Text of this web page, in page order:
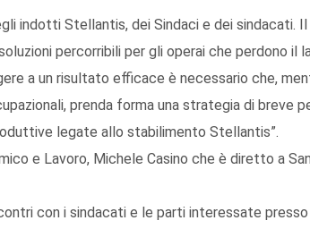
indotti Stellantis, dei Sindaci e dei sindacati. Il
percorribili per gli operai che perdono il
a un risultato efficace è necessario che,
prenda forma una strategia di breve
legate allo stabilimento Stellantis”.
e Lavoro, Michele Casino che è diretto a
con i sindacati e le parti interessate